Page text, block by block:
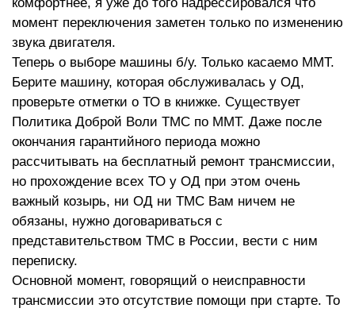
момент переключения заметен только по изменению
звука двигателя.
Теперь о выборе машины б/у. Только касаемо ММТ.
Берите машину, которая обслуживалась у ОД,
проверьте отметки о ТО в книжке. Существует
Политика Доброй Воли ТМС по ММТ. Даже после
окончания гарантийного периода можно
рассчитывать на бесплатный ремонт трансмиссии,
но прохождение всех ТО у ОД при этом очень
важный козырь, ни ОД ни ТМС Вам ничем не
обязаны, нужно договариваться с
представительством ТМС в России, вести с ним
переписку.
Основной момент, говорящий о неисправности
трансмиссии это отсутствие помощи при старте. То